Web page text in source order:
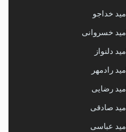
امید خداجو
امید خسروانی
امید دلنواز
امید رادمهر
امید رضایی
امید صادقی
امید عباسی